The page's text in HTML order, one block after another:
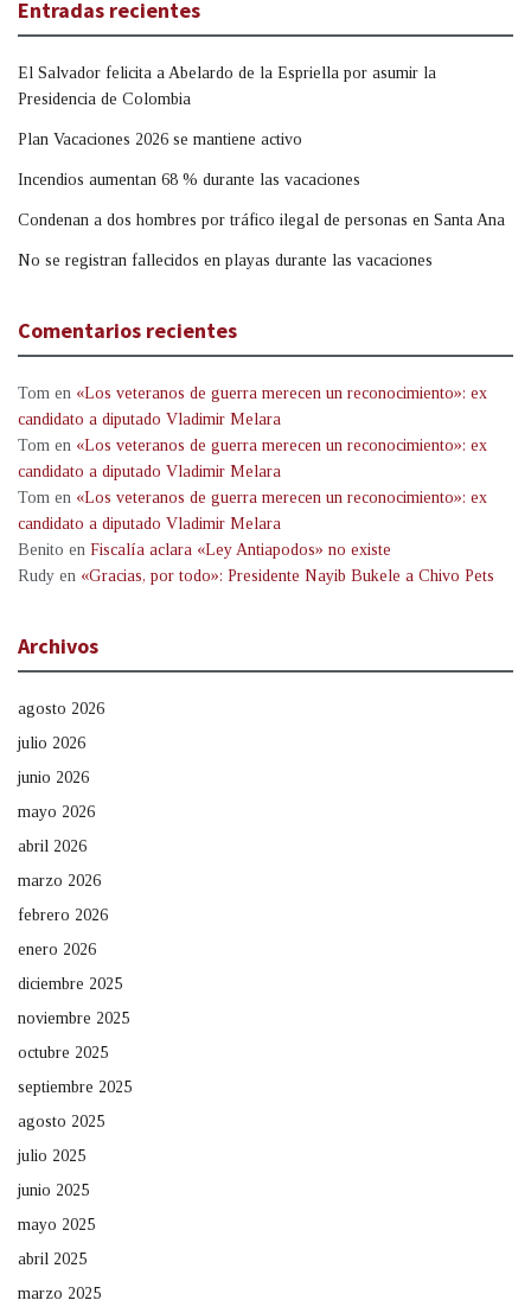
Entradas recientes
El Salvador felicita a Abelardo de la Espriella por asumir la
Presidencia de Colombia
Plan Vacaciones 2026 se mantiene activo
Incendios aumentan 68 % durante las vacaciones
Condenan a dos hombres por tráfico ilegal de personas en Santa Ana
No se registran fallecidos en playas durante las vacaciones
Comentarios recientes
Tom en «Los veteranos de guerra merecen un reconocimiento»: ex
candidato a diputado Vladimir Melara
Tom en «Los veteranos de guerra merecen un reconocimiento»: ex
candidato a diputado Vladimir Melara
Tom en «Los veteranos de guerra merecen un reconocimiento»: ex
candidato a diputado Vladimir Melara
Benito en Fiscalía aclara «Ley Antiapodos» no existe
Rudy en «Gracias, por todo»: Presidente Nayib Bukele a Chivo Pets
Archivos
agosto 2026
julio 2026
junio 2026
mayo 2026
abril 2026
marzo 2026
febrero 2026
enero 2026
diciembre 2025
noviembre 2025
octubre 2025
septiembre 2025
agosto 2025
julio 2025
junio 2025
mayo 2025
abril 2025
marzo 2025